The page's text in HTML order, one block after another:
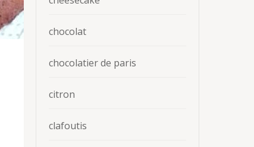
chocolat
chocolatier de paris
citron
clafoutis